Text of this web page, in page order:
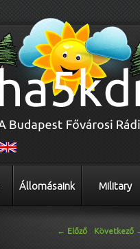
Állomásaink Military
← Előző Következő